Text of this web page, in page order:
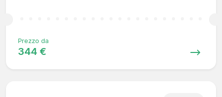
Prezzo da
344 €